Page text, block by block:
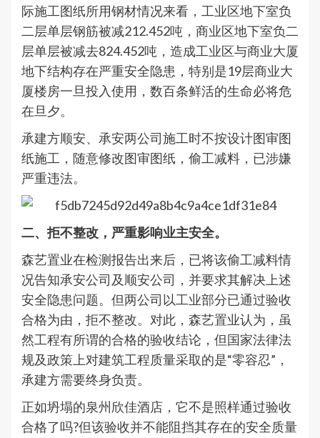
际施工图纸所用钢材情况来看，工业区地下室负
二层单层钢筋被减212.452吨，商业区地下室负二
层单层被减去824.452吨，造成工业区与商业大厦
地下结构存在严重安全隐患，特别是19层商业大
厦楼房一旦投入使用，数百条鲜活的生命必将危
在旦夕。
承建方顺安、承安两公司施工时不按设计图审图
纸施工，随意修改图审图纸，偷工减料，已涉嫌
严重违法。
二、拒不整改，严重影响业主安全。
森艺置业在检测报告出来后，已将该偷工减料情
况告知承安公司及顺安公司，并要求其解决上述
安全隐患问题。但两公司以工业部分已通过验收
合格为由，拒不整改。对此，森艺置业认为，虽
然工程有所谓的合格的验收结论，但国家法律法
规及政策上对建筑工程质量采取的是“零容忍”，
承建方需要终身负责。
正如坍塌的泉州欣佳酒店，它不是照样通过验收
合格了吗?但该验收并不能阻挡其存在的安全质量